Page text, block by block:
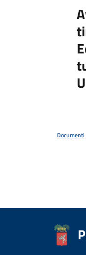
pane
Documenti